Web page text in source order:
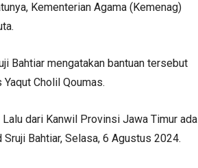
Kementerian Agama (Kemenag)
Bahtiar mengatakan bantuan tersebut
Cholil Qoumas.
dari Kanwil Provinsi Jawa Timur ada
Bahtiar, Selasa, 6 Agustus 2024.